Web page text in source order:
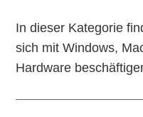
In dieser Kategorie
sich mit Windows,
Hardware